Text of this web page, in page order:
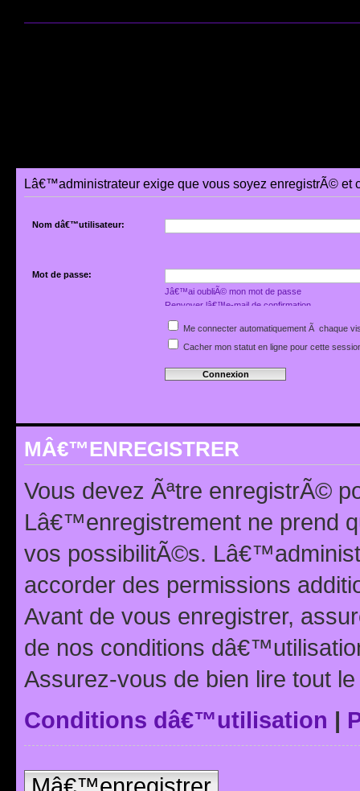
Lâ€™administrateur exige que vous soyez enregistrÃ©
Nom dâ€™utilisateur:
Mot de passe:
Jâ€™ai oubliÃ© mon mot de passe
Renvoyer lâ€™e-mail de confirmation
Me connecter automatiquement Ã chaque
Cacher mon statut en ligne pour cette
MÂ€™ENREGISTRER
Vous devez Ãªtre enregistrÃ©
Lâ€™enregistrement ne prend
vos possibilitÃ©s.
accorder des permissions
Avant de vous enregistrer,
de nos conditions
Assurez-vous de bien lire tout
Conditions dâ€™utilisation |
Mâ€™enregistrer